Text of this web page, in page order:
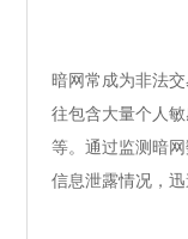
暗网常成为非法
往包含大量个人
等。通过监测暗
信息泄露情况，